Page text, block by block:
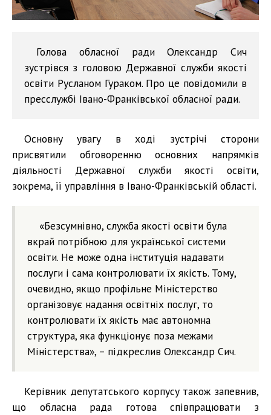
Голова обласної ради Олександр Сич
зустрівся з головою Державної служби якості
освіти Русланом Гураком. Про це повідомили в
пресслужбі Івано-Франківської обласної ради.
Основну увагу в ході зустрічі сторони
присвятили обговоренню основних напрямків
діяльності Державної служби якості освіти,
зокрема, її управління в Івано-Франківській області.
«Безсумнівно, служба якості освіти була
вкрай потрібною для української системи
освіти. Не може одна інституція надавати
послуги і сама контролювати їх якість. Тому,
очевидно, якщо профільне Міністерство
організовує надання освітніх послуг, то
контролювати їх якість має автономна
структура, яка функціонує поза межами
Міністерства», – підкреслив Олександр Сич.
Керівник депутатського корпусу також запевнив,
що обласна рада готова співпрацювати з